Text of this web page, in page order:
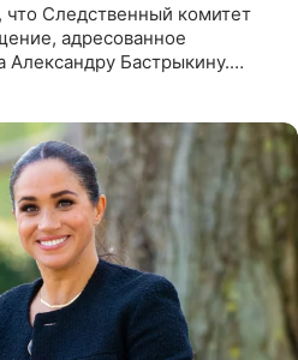
Следственный комитет
адресованное
Александру Бастрыкину.